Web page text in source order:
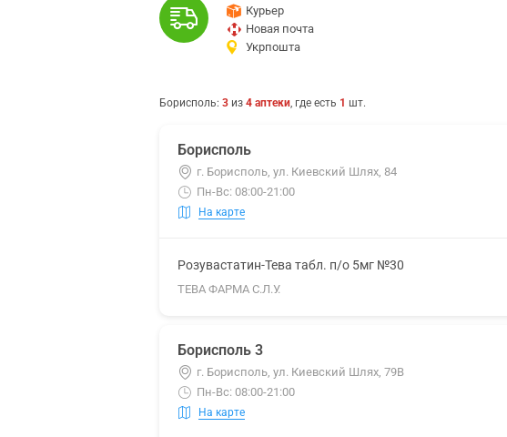
Курьер
Новая почта
Укрпошта
Борисполь: 3 из 4 аптеки, где есть 1 шт.
Борисполь
г. Борисполь, ул. Киевский Шлях, 84
Пн-Вс: 08:00-21:00
На карте
Розувастатин-Тева табл. п/о 5мг №30
ТЕВА ФАРМА С.Л.У.
Борисполь 3
г. Борисполь, ул. Киевский Шлях, 79В
Пн-Вс: 08:00-21:00
На карте